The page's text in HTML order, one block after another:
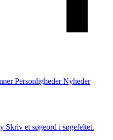
Personligheder Nyheder
Skriv et søgeord i søgefeltet.